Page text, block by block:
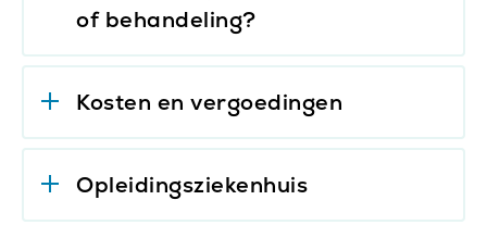
of behandeling?
Kosten en vergoedingen
Opleidingsziekenhuis